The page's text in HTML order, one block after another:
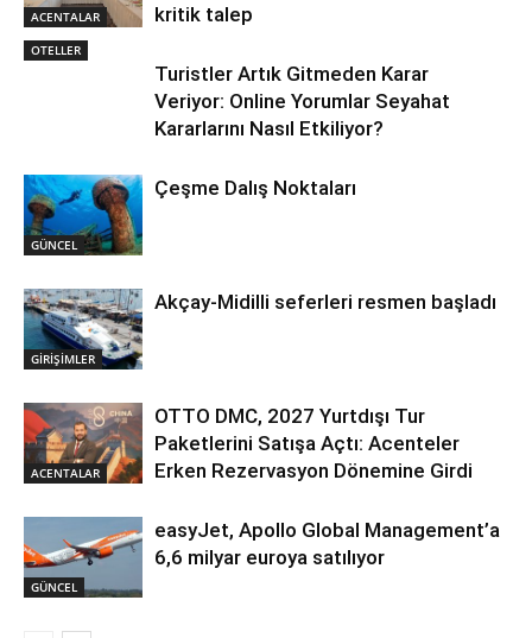
ACENTALAR
kritik talep
OTELLER
Turistler Artık Gitmeden Karar
Veriyor: Online Yorumlar Seyahat
Kararlarını Nasıl Etkiliyor?
GÜNCEL
Çeşme Dalış Noktaları
GİRİŞİMLER
Akçay-Midilli seferleri resmen başladı
ACENTALAR
OTTO DMC, 2027 Yurtdışı Tur
Paketlerini Satışa Açtı: Acenteler
Erken Rezervasyon Dönemine Girdi
GÜNCEL
easyJet, Apollo Global Management’a
6,6 milyar euroya satılıyor